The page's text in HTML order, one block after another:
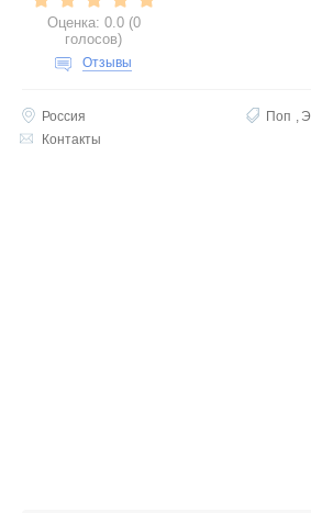
Оценка: 0.0 (0
голосов)
Отзывы
Россия Поп
Контакты